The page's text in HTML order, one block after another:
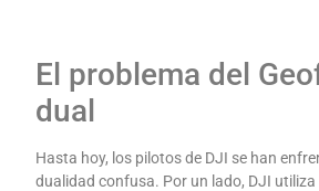
El problema del
dual
Hasta hoy, los pilotos de DJI se han
dualidad confusa. Por un lado, DJI